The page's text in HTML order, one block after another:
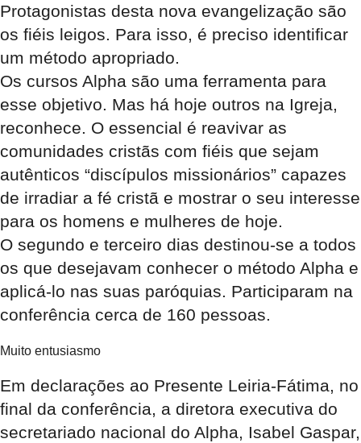
Protagonistas desta nova evangelização são
os fiéis leigos. Para isso, é preciso identificar
um método apropriado.
Os cursos Alpha são uma ferramenta para
esse objetivo. Mas há hoje outros na Igreja,
reconhece. O essencial é reavivar as
comunidades cristãs com fiéis que sejam
autênticos “discípulos missionários” capazes
de irradiar a fé cristã e mostrar o seu interesse
para os homens e mulheres de hoje.
O segundo e terceiro dias destinou-se a todos
os que desejavam conhecer o método Alpha e
aplicá-lo nas suas paróquias. Participaram na
conferência cerca de 160 pessoas.
Muito entusiasmo
Em declarações ao Presente Leiria-Fátima, no
final da conferência, a diretora executiva do
secretariado nacional do Alpha, Isabel Gaspar,